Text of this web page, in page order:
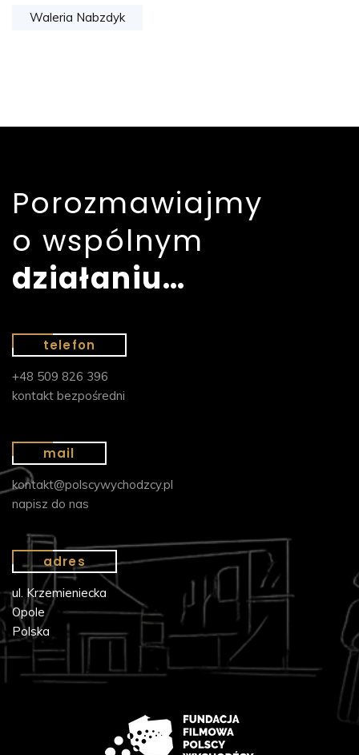
Waleria Nabzdyk
Porozmawiajmy
o wspólnym
działaniu…
telefon
+48 509 826 396
kontakt bezpośredni
mail
kontakt@polscywychodzcy.pl
napisz do nas
adres
ul. Krzemieniecka
Opole
Polska